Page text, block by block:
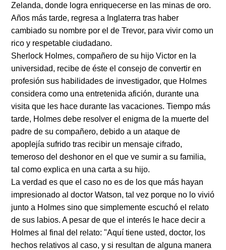
Zelanda, donde logra enriquecerse en las minas de oro.
Años más tarde, regresa a Inglaterra tras haber
cambiado su nombre por el de Trevor, para vivir como un
rico y respetable ciudadano.
Sherlock Holmes, compañero de su hijo Victor en la
universidad, recibe de éste el consejo de convertir en
profesión sus habilidades de investigador, que Holmes
considera como una entretenida afición, durante una
visita que les hace durante las vacaciones. Tiempo más
tarde, Holmes debe resolver el enigma de la muerte del
padre de su compañero, debido a un ataque de
apoplejía sufrido tras recibir un mensaje cifrado,
temeroso del deshonor en el que ve sumir a su familia,
tal como explica en una carta a su hijo.
La verdad es que el caso no es de los que más hayan
impresionado al doctor Watson, tal vez porque no lo vivió
junto a Holmes sino que simplemente escuchó el relato
de sus labios. A pesar de que el interés le hace decir a
Holmes al final del relato: "Aquí tiene usted, doctor, los
hechos relativos al caso, y si resultan de alguna manera